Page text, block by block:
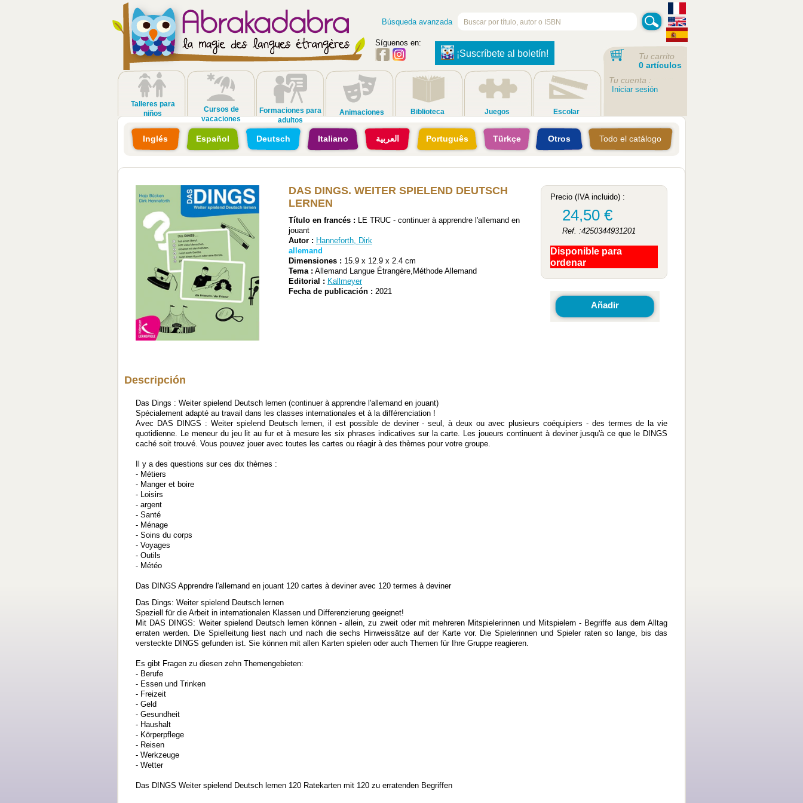
Búsqueda avanzada
Síguenos en:
¡Suscríbete al boletín!
Talleres para
niños
Cursos de
vacaciones
Formaciones para
adultos
Animaciones Biblioteca Juegos Escolar
Tu carrito
0 artículos
Tu cuenta :
Iniciar sesión
Inglés Español Deutsch Italiano العربية Português Türkçe Otros Todo el catálogo
DAS DINGS. WEITER SPIELEND DEUTSCH
LERNEN
Título en francés : LE TRUC - continuer à apprendre l'allemand en
jouant
Autor : Hanneforth, Dirk
allemand
Dimensiones : 15.9 x 12.9 x 2.4 cm
Tema : Allemand Langue Étrangère,Méthode Allemand
Editorial : Kallmeyer
Fecha de publicación : 2021
Precio (IVA incluido) :
24,50 €
Ref. :4250344931201
Disponible para
ordenar
Añadir
Descripción
Das Dings : Weiter spielend Deutsch lernen (continuer à apprendre l'allemand en jouant)
Spécialement adapté au travail dans les classes internationales et à la différenciation !
Avec DAS DINGS : Weiter spielend Deutsch lernen, il est possible de deviner - seul, à deux ou avec plusieurs coéquipiers - des termes de la vie
quotidienne. Le meneur du jeu lit au fur et à mesure les six phrases indicatives sur la carte. Les joueurs continuent à deviner jusqu'à ce que le DINGS
caché soit trouvé. Vous pouvez jouer avec toutes les cartes ou réagir à des thèmes pour votre groupe.
Il y a des questions sur ces dix thèmes :
- Métiers
- Manger et boire
- Loisirs
- argent
- Santé
- Ménage
- Soins du corps
- Voyages
- Outils
- Météo
Das DINGS Apprendre l'allemand en jouant 120 cartes à deviner avec 120 termes à deviner
Das Dings: Weiter spielend Deutsch lernen
Speziell für die Arbeit in internationalen Klassen und Differenzierung geeignet!
Mit DAS DINGS: Weiter spielend Deutsch lernen können - allein, zu zweit oder mit mehreren Mitspielerinnen und Mitspielern - Begriffe aus dem Alltag
erraten werden. Die Spielleitung liest nach und nach die sechs Hinweissätze auf der Karte vor. Die Spielerinnen und Spieler raten so lange, bis das
versteckte DINGS gefunden ist. Sie können mit allen Karten spielen oder auch Themen für Ihre Gruppe reagieren.
Es gibt Fragen zu diesen zehn Themengebieten:
- Berufe
- Essen und Trinken
- Freizeit
- Geld
- Gesundheit
- Haushalt
- Körperpflege
- Reisen
- Werkzeuge
- Wetter
Das DINGS Weiter spielend Deutsch lernen 120 Ratekarten mit 120 zu erratenden Begriffen